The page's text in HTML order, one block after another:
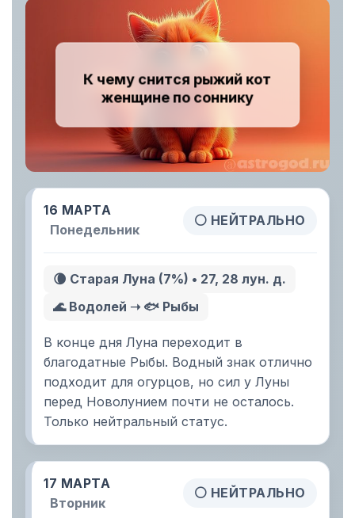
К чему снится рыжий кот
женщине по соннику
16 МАРТА
Понедельник
⚪ НЕЙТРАЛЬНО
🌘 Старая Луна (7%) • 27, 28 лун. д.
🌊 Водолей ➝ 🐟 Рыбы
В конце дня Луна переходит в
благодатные Рыбы. Водный знак отлично
подходит для огурцов, но сил у Луны
перед Новолунием почти не осталось.
Только нейтральный статус.
17 МАРТА
Вторник
⚪ НЕЙТРАЛЬНО